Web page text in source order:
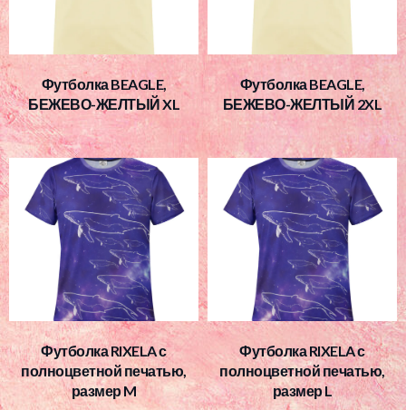
Футболка BEAGLE,
БЕЖЕВО-ЖЕЛТЫЙ XL
Футболка BEAGLE,
БЕЖЕВО-ЖЕЛТЫЙ 2XL
Футболка RIXELA с
полноцветной печатью,
размер M
Футболка RIXELA с
полноцветной печатью,
размер L